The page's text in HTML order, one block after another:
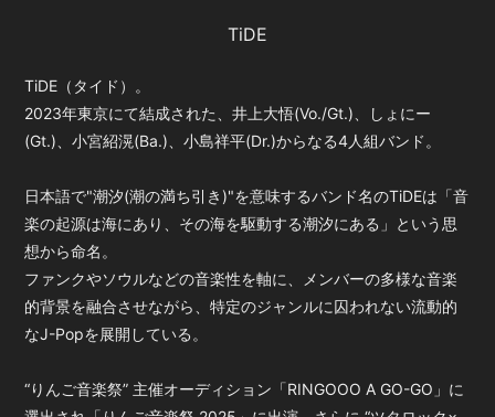
TiDE
TiDE（タイド）。
2023年東京にて結成された、井上大悟(Vo./Gt.)、しょにー
(Gt.)、小宮紹滉(Ba.)、小島祥平(Dr.)からなる4人組バンド。
日本語で"潮汐(潮の満ち引き)"を意味するバンド名のTiDEは「音
楽の起源は海にあり、その海を駆動する潮汐にある」という思
想から命名。
ファンクやソウルなどの音楽性を軸に、メンバーの多様な音楽
的背景を融合させながら、特定のジャンルに囚われない流動的
なJ-Popを展開している。
“りんご音楽祭” 主催オーディション「RINGOOO A GO-GO」に